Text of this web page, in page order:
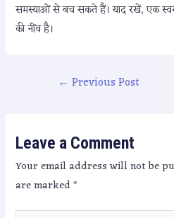
समस्याओं से बच सकते हैं। याद रखें, एक
की नींव है।
← Previous Post
Leave a Comment
Your email address will not be
are marked*